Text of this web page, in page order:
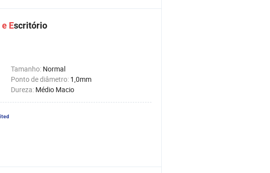
e Escritório
Tamanho: Normal
Ponto de diâmetro: 1,0mm
Dureza: Médio Macio